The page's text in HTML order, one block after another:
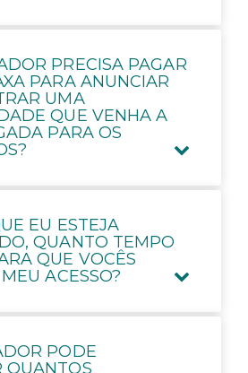
PRECISA PAGAR
PARA ANUNCIAR
UMA
QUE VENHA A
PARA OS
EU ESTEJA
QUANTO TEMPO
QUE VOCÊS
ACESSO?
PODE
QUANTOS